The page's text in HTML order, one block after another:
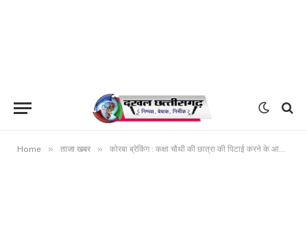
Home » ताजा खबर » कोरबा ब्रेकिंग : कक्षा चौथी की छात्रा की पिटाई करने के आरोपी सहायक शिक्षिका अनुपमा मिंज निलंबित